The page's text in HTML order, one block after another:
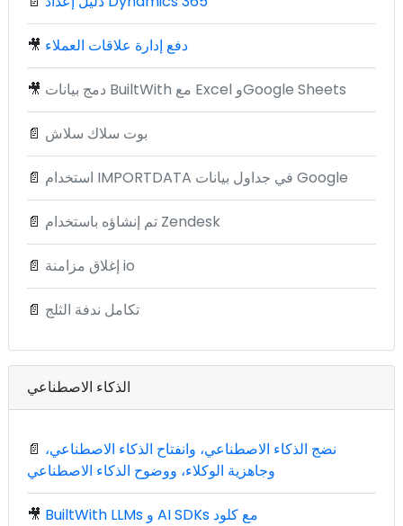
🎥 دفع إدارة علاقات العملاء
🎥 دمج بيانات BuiltWith مع Excel وGoogle Sheets
📄 بوت سلاك سلاش
📄 استخدام IMPORTDATA في جداول بيانات Google
📄 تم إنشاؤه باستخدام Zendesk
📄 إغلاق مزامنة io
📄 تكامل ندفة الثلج
الذكاء الاصطناعي
📄 نضج الذكاء الاصطناعي، وانفتاح الذكاء الاصطناعي،
وجاهزية الوكلاء، ووضوح الذكاء الاصطناعي
🎥 BuiltWith LLMs و AI SDKs مع كلود